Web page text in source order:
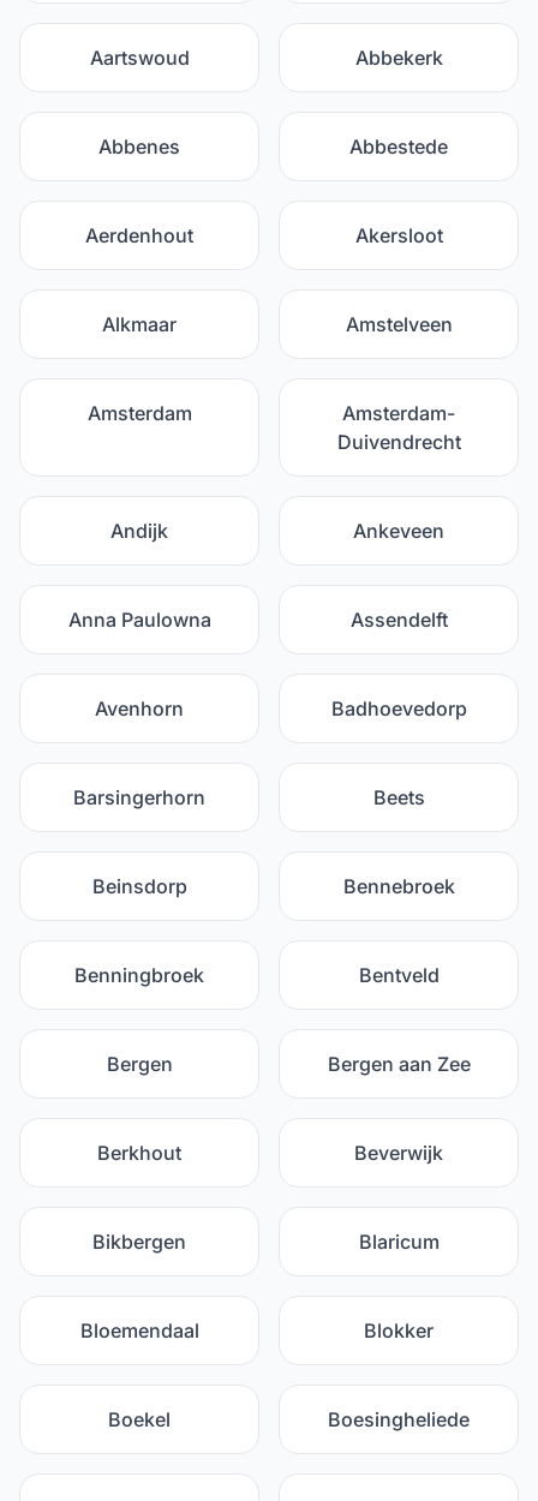
Aartswoud Abbekerk
Abbenes Abbestede
Aerdenhout Akersloot
Alkmaar Amstelveen
Amsterdam
Amsterdam-
Duivendrecht
Andijk Ankeveen
Anna Paulowna Assendelft
Avenhorn Badhoevedorp
Barsingerhorn Beets
Beinsdorp Bennebroek
Benningbroek Bentveld
Bergen Bergen aan Zee
Berkhout Beverwijk
Bikbergen Blaricum
Bloemendaal Blokker
Boekel Boesingheliede